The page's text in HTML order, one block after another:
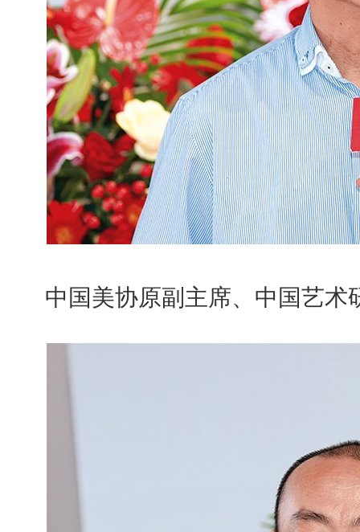
中国美协原副主席、中国艺